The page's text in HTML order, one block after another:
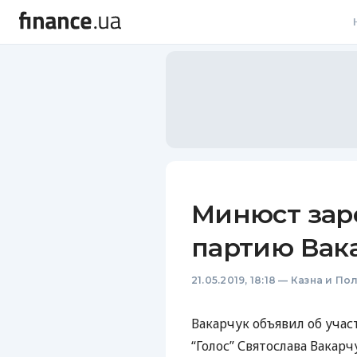
Минюст
партию
21.05.2019, 18:18 — Казна и
Вакарчук объявил об
“Голос” Святослава